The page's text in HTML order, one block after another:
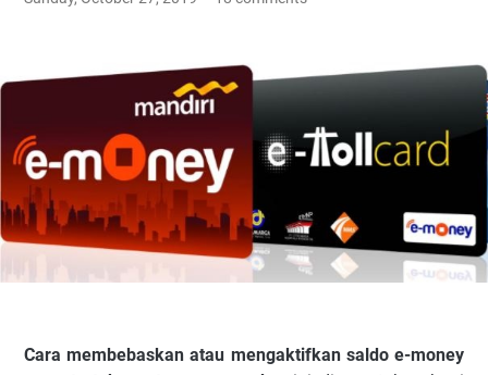
Cara membebaskan atau mengaktifkan saldo e-money